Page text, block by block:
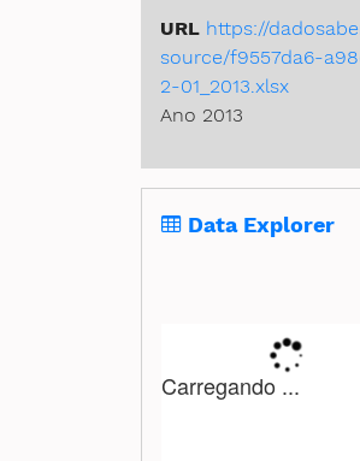
URL https://
source/f9557da6-
2-01_2013.xlsx
Ano 2013
Data Explorer